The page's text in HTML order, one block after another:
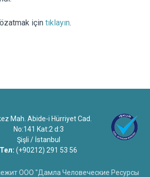
için tıklayın.
Mah. Abide-i Hürriyet Cad.
No:141 Kat:2 d:3
Şişli / İstanbul
Тел: (+90212) 291 53 56
ООО "Дамла Человеческие Ресурсы